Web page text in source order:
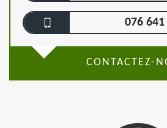
076
CONTACTEZ-